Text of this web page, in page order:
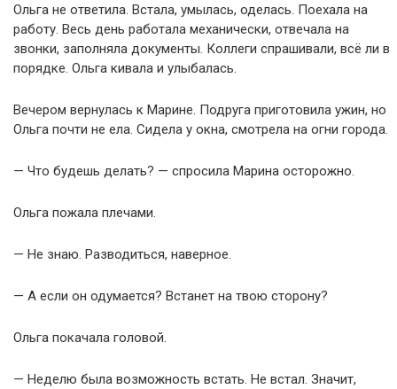
Ольга не ответила. Встала, умылась, оделась. Поехала на
работу. Весь день работала механически, отвечала на
звонки, заполняла документы. Коллеги спрашивали, всё ли в
порядке. Ольга кивала и улыбалась.
Вечером вернулась к Марине. Подруга приготовила ужин, но
Ольга почти не ела. Сидела у окна, смотрела на огни города.
— Что будешь делать? — спросила Марина осторожно.
Ольга пожала плечами.
— Не знаю. Разводиться, наверное.
— А если он одумается? Встанет на твою сторону?
Ольга покачала головой.
— Неделю была возможность встать. Не встал. Значит,